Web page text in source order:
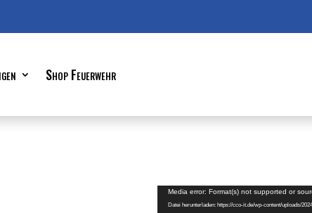
Shop Feuerwehr
Media error: Format(s) not supported or
Datei herunterladen: https://cco-it.de/wp-content/uploads/